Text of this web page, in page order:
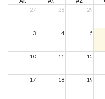
27
28 29
3 4 5
10 11 12
17 18 19